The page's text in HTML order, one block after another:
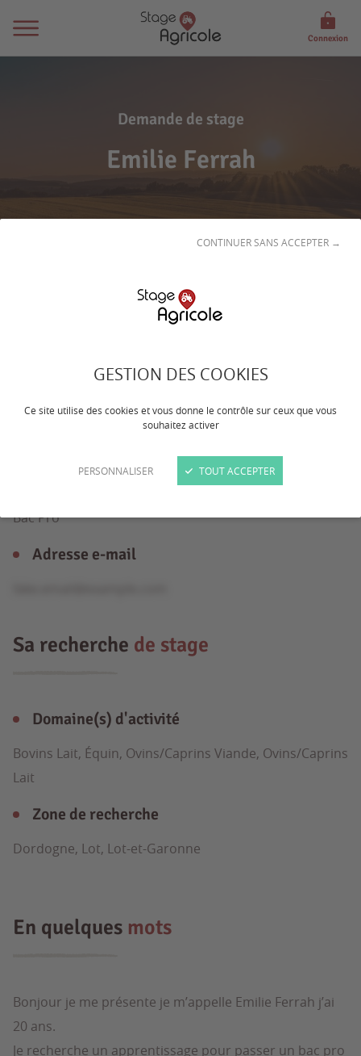
GESTION DES COOKIES
Ce site utilise des cookies et vous donne le contrôle sur ceux que vous
souhaitez activer
PERSONNALISER
CONTINUER SANS ACCEPTER →
TOUT ACCEPTER
Connexion
Demande de stage
Emilie Ferrah
Âge
Bac Pro
Adresse e-mail
Sa recherche de stage
Domaine(s) d'activité
Bovins Lait, Équin, Ovins/Caprins Viande, Ovins/Caprins
Lait
Zone de recherche
Dordogne, Lot, Lot-et-Garonne
En quelques mots
Bonjour je me présente je m’appelle Emilie Ferrah j’ai
20 ans.
Je recherche un apprentissage pour passer un bac pro